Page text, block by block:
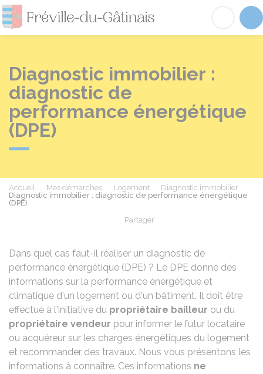
Fréville-du-
Diagnostic immobilier :
diagnostic de
performance énergétique
(DPE)
Accueil Mes démarches Logement
Diagnostic immobilier
Diagnostic immobilier : diagnostic de performance énergétique
(DPE)
Partager
Dans quel cas faut-il réaliser un diagnostic de
performance énergétique (DPE) ? Le DPE donne des
informations sur la performance énergétique et
climatique d'un logement ou d'un bâtiment. Il doit être
effectué à l'initiative du propriétaire bailleur ou du
propriétaire vendeur pour informer le futur locataire
ou acquéreur sur les charges énergétiques du logement
et recommander des travaux. Nous vous présentons les
informations à connaître. Ces informations ne